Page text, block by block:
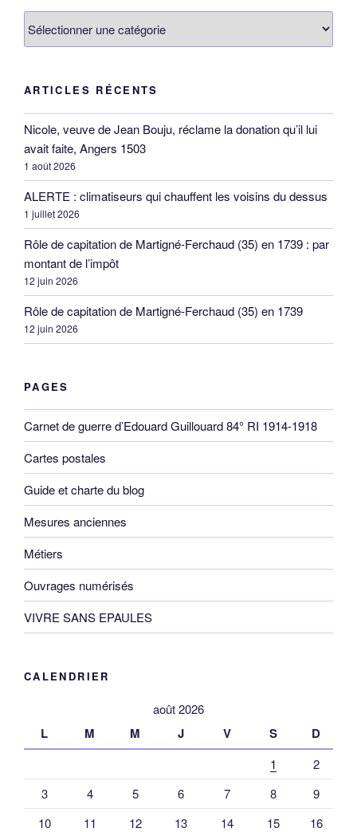
ARTICLES RÉCENTS
Nicole, veuve de Jean Bouju, réclame la donation qu’il lui
avait faite, Angers 1503
1 août 2026
ALERTE : climatiseurs qui chauffent les voisins du dessus
1 juillet 2026
Rôle de capitation de Martigné-Ferchaud (35) en 1739 : par
montant de l’impôt
12 juin 2026
Rôle de capitation de Martigné-Ferchaud (35) en 1739
12 juin 2026
PAGES
Carnet de guerre d’Edouard Guillouard 84° RI 1914-1918
Cartes postales
Guide et charte du blog
Mesures anciennes
Métiers
Ouvrages numérisés
VIVRE SANS EPAULES
CALENDRIER
août 2026
L M M J V S D
1
2
3
4 5 6 7 8
9
10
11 12 13 14 15
16